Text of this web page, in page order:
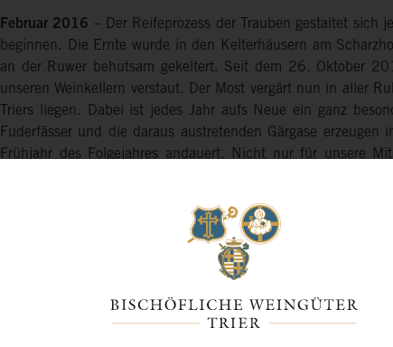
Februar 2016 – Der Reifeprozess der Trauben gestaltet
beginnen. Die Ernte wurde in den Kelterhäusern am
an der Ruwer behutsam gekeltert. Seit dem 26. Oktober
unseren Weinkellern verstaut. Der Most vergärt nun in aller
Triers liegen. Dabei ist jedes Jahr aufs Neue ein ganz
Fuderfässer und die daraus austretenden Gärgase
Frühjahr des Folgejahres andauert. Nicht nur für unsere
Kellergewölben für eine sehr heitere Atmosphäre sorgt. Böse
Unsere Reben starteten in das Jahr 2015
Nach einem langen, trockenen und heißen Sommer waren
der Trockenstress ein Ende und die Reifeentwicklung
andauerte, wurden Erinnerungen an die Jahre 2000, 2006,
Rückblickend handelte es sich um regelrechte